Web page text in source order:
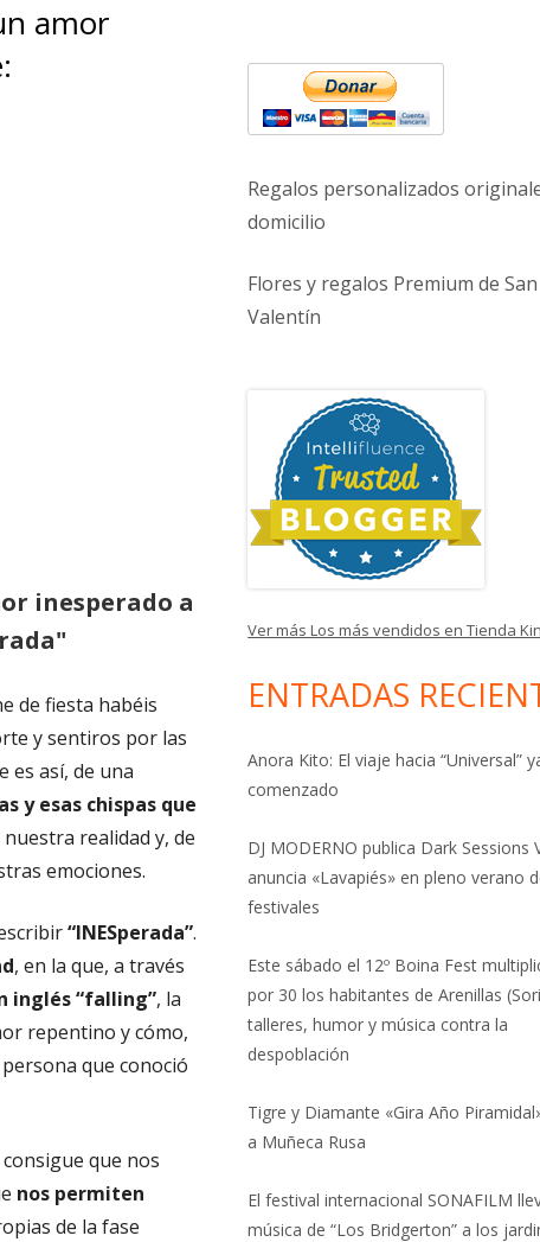
amor
inesperado a
de fiesta habéis
y sentiros por las
es así, de una
y esas chispas que
realidad y, de
emociones.
“INESperada”.
, en la que, a través
inglés “falling”, la
repentino y cómo,
que conoció
que nos
nos permiten
de la fase
lateral
principal
Regalos personalizados
domicilio
Flores y regalos Premium de San
Valentín
Ver más Los más vendidos en Tienda
ENTRADAS
Anora Kito: El viaje hacia “Universal”
comenzado
DJ MODERNO publica Dark Sessions
anuncia «Lavapiés» en pleno verano
festivales
Este sábado el 12º Boina Fest
por 30 los habitantes de Arenillas
talleres, humor y música contra la
despoblación
Tigre y Diamante «Gira Año
a Muñeca Rusa
El festival internacional SONAFILM
música de “Los Bridgerton” a los